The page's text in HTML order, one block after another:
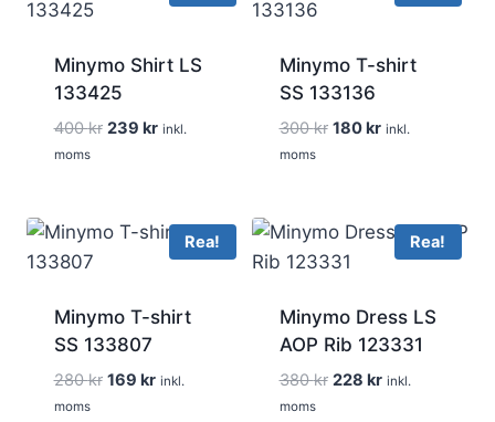
Minymo Shirt LS
133425
400kr Det
400 kr.
239 krDet
239 kr.
inkl.
moms
Minymo T-shirt
SS 133136
300kr Det
300 kr.
180krDet
180 kr.
inkl.
moms
Rea!
Minymo T-shirt
SS 133807
280kr Det
169 krDet
inkl.
moms
Rea!
Minymo Dress LS
AOP Rib 123331
380kr Det
228 krDet
inkl.
moms